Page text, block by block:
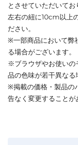
とさせていただいてお
左右の紐に10cm以上
ださい。
※一部商品において弊
る場合がございます。
※ブラウザやお使いの
品の色味が若干異なる
※掲載の価格・製品の
告なく変更することが